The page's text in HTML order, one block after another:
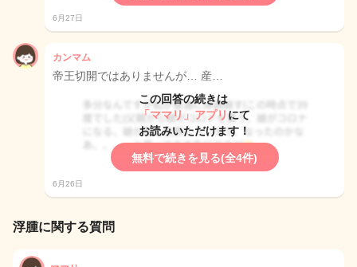
6月27日
カンマム
帝王切開ではありませんが… 産…
この回答の続きは
「ママリ」アプリ にて
お読みいただけます！
無料で続きを見る(全4件)
6月26日
浮腫に関する質問